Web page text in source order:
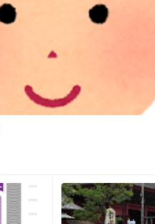
になったんでしょ
所退社…契約更新し
社…契約更新しないことで双方が合
いことで双方が合意 （サンケイス
仁（２９）が２月末日で所属して